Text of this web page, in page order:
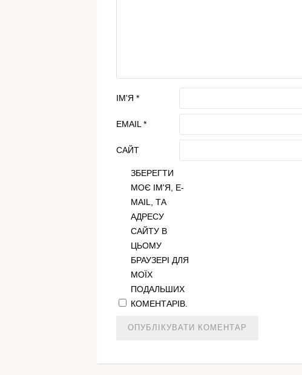
ІМ'Я *
EMAIL *
САЙТ
ЗБЕРЕГТИ
МОЄ ІМ'Я, E-
MAIL, ТА
АДРЕСУ
САЙТУ В
ЦЬОМУ
БРАУЗЕРІ ДЛЯ
МОЇХ
ПОДАЛЬШИХ
КОМЕНТАРІВ.